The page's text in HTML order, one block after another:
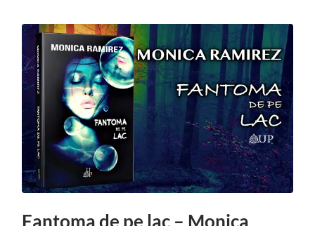
Fantoma de pe lac – Monica